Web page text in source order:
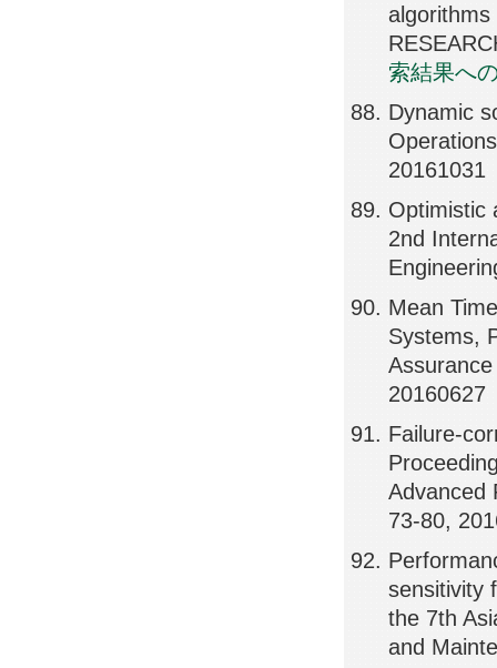
algorithms
索結果へ
Dynamic
20161031
Optimistic
2nd
Mean
Systems,
20160627
Failure-
Advanced
73-80,
sensitivity
the 7th
and